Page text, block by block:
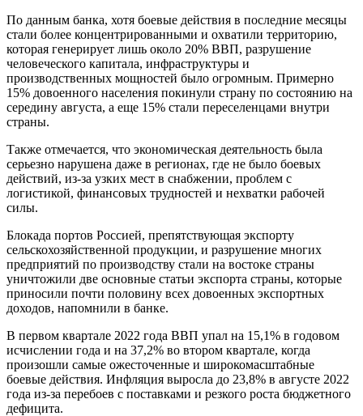
По данным банка, хотя боевые действия в последние месяцы
стали более концентрированными и охватили территорию,
которая генерирует лишь около 20% ВВП, разрушение
человеческого капитала, инфраструктуры и
производственных мощностей было огромным. Примерно
15% довоенного населения покинули страну по состоянию на
середину августа, а еще 15% стали переселенцами внутри
страны.
Также отмечается, что экономическая деятельность была
серьезно нарушена даже в регионах, где не было боевых
действий, из-за узких мест в снабжении, проблем с
логистикой, финансовых трудностей и нехватки рабочей
силы.
Блокада портов Россией, препятствующая экспорту
сельскохозяйственной продукции, и разрушение многих
предприятий по производству стали на востоке страны
уничтожили две основные статьи экспорта страны, которые
приносили почти половину всех довоенных экспортных
доходов, напомнили в банке.
В первом квартале 2022 года ВВП упал на 15,1% в годовом
исчислении года и на 37,2% во втором квартале, когда
произошли самые ожесточенные и широкомасштабные
боевые действия. Инфляция выросла до 23,8% в августе 2022
года из-за перебоев с поставками и резкого роста бюджетного
дефицита.